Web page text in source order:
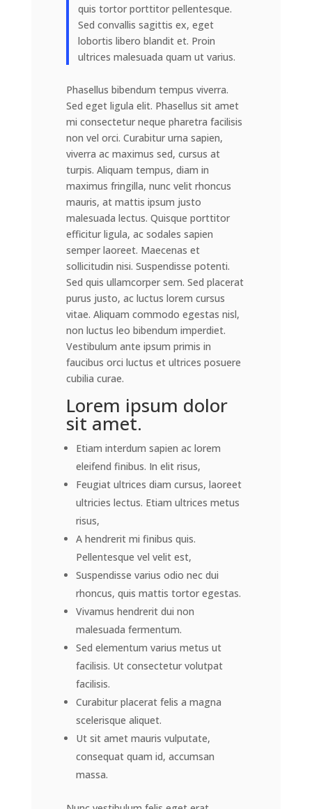
quis tortor porttitor pellentesque.
Sed convallis sagittis ex, eget
lobortis libero blandit et. Proin
ultrices malesuada quam ut varius.
Phasellus bibendum tempus viverra.
Sed eget ligula elit. Phasellus sit amet
mi consectetur neque pharetra facilisis
non vel orci. Curabitur urna sapien,
viverra ac maximus sed, cursus at
turpis. Aliquam tempus, diam in
maximus fringilla, nunc velit rhoncus
mauris, at mattis ipsum justo
malesuada lectus. Quisque porttitor
efficitur ligula, ac sodales sapien
semper laoreet. Maecenas et
sollicitudin nisi. Suspendisse potenti.
Sed quis ullamcorper sem. Sed placerat
purus justo, ac luctus lorem cursus
vitae. Aliquam commodo egestas nisl,
non luctus leo bibendum imperdiet.
Vestibulum ante ipsum primis in
faucibus orci luctus et ultrices posuere
cubilia curae.
Lorem ipsum dolor
sit amet.
Etiam interdum sapien ac lorem
eleifend finibus. In elit risus,
Feugiat ultrices diam cursus, laoreet
ultricies lectus. Etiam ultrices metus
risus,
A hendrerit mi finibus quis.
Pellentesque vel velit est,
Suspendisse varius odio nec dui
rhoncus, quis mattis tortor egestas.
Vivamus hendrerit dui non
malesuada fermentum.
Sed elementum varius metus ut
facilisis. Ut consectetur volutpat
facilisis.
Curabitur placerat felis a magna
scelerisque aliquet.
Ut sit amet mauris vulputate,
consequat quam id, accumsan
massa.